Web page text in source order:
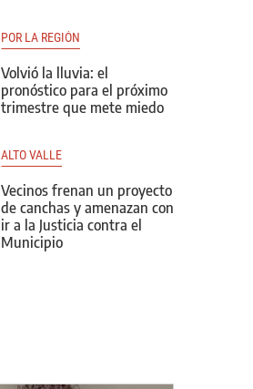
POR LA REGIÓN
Volvió la lluvia: el
pronóstico para el próximo
trimestre que mete miedo
ALTO VALLE
Vecinos frenan un proyecto
de canchas y amenazan con
ir a la Justicia contra el
Municipio